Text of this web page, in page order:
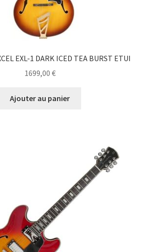
EXL-1 DARK ICED TEA BURST ETUI
1699,00 €
Ajouter au panier